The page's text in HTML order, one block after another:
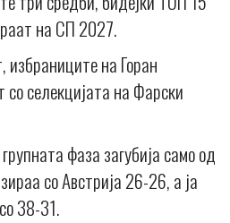
на СП 2027.
на Горан
со селекцијата на Фарски
фаза загубија само од
со Австрија 26-26, а ја
38-31.